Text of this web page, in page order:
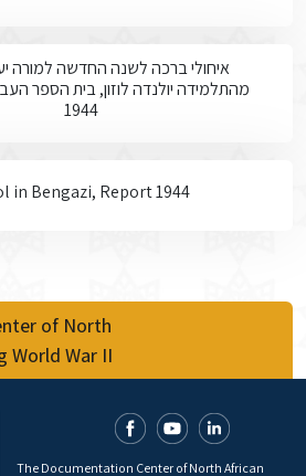
איחולי ברכה לשנה החדשה למורה
מהתלמידה יולנדה לוזון, בית הספר
1944
in Bengazi, Report 1944
of North
World War II
The Documentation Center of North African